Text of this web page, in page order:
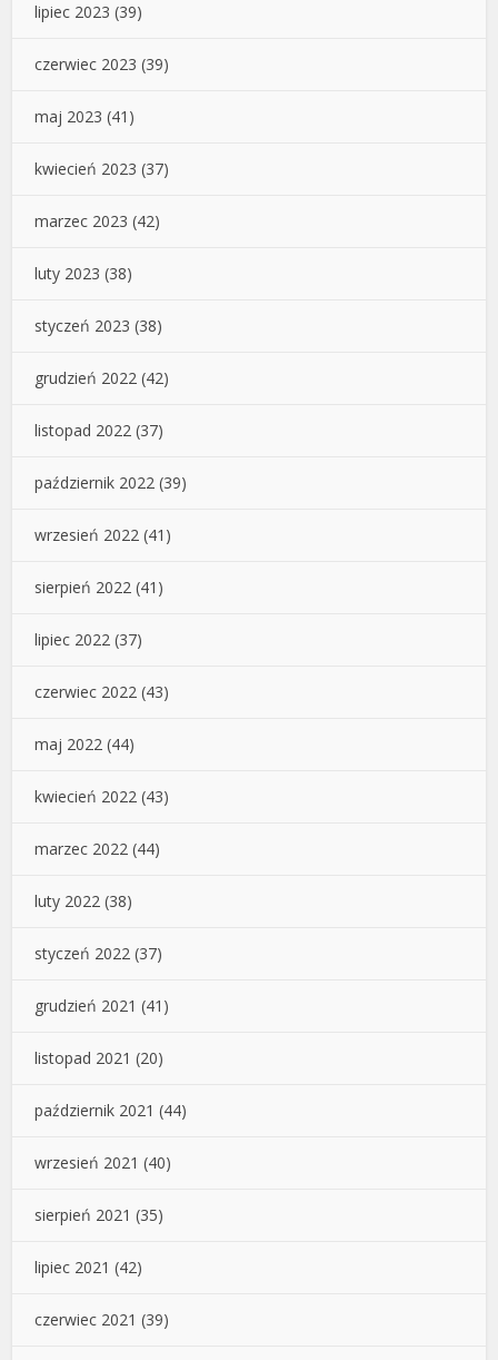
lipiec 2023 (39)
czerwiec 2023 (39)
maj 2023 (41)
kwiecień 2023 (37)
marzec 2023 (42)
luty 2023 (38)
styczeń 2023 (38)
grudzień 2022 (42)
listopad 2022 (37)
październik 2022 (39)
wrzesień 2022 (41)
sierpień 2022 (41)
lipiec 2022 (37)
czerwiec 2022 (43)
maj 2022 (44)
kwiecień 2022 (43)
marzec 2022 (44)
luty 2022 (38)
styczeń 2022 (37)
grudzień 2021 (41)
listopad 2021 (20)
październik 2021 (44)
wrzesień 2021 (40)
sierpień 2021 (35)
lipiec 2021 (42)
czerwiec 2021 (39)